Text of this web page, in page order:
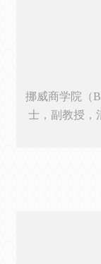
挪威商学院（
士，副教授，
主要研究方
企业社会责
Economics,
Financial
心期刊，